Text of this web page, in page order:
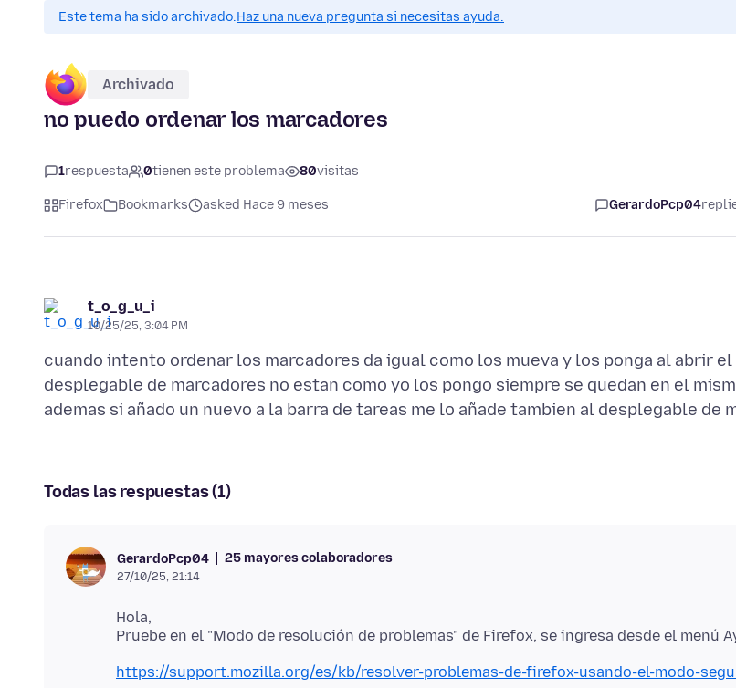
Este tema ha sido archivado.Haz una nueva pregunta si necesitas ayuda.
Archivado
no puedo ordenar los marcadores
1respuesta 0tienen este problema 80visitas
Firefox Bookmarks asked Hace 9 meses GerardoPcp04
t_o_g_u_i
10/25/25, 3:04 PM
cuando intento ordenar los marcadores da igual como los mueva y los ponga al abrir el
desplegable de marcadores no estan como yo los pongo siempre se quedan en el
Todas las respuestas (1)
GerardoPcp04 25 mayores colaboradores
27/10/25, 21:14
Hola,
https://support.mozilla.org/es/kb/resolver-problemas-de-firefox-usando-el-modo-